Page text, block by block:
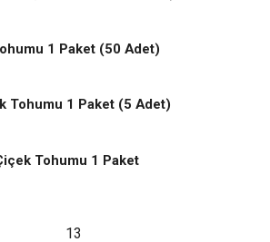
1 Paket (50 Adet)
Tohumu 1 Paket (5 Adet)
Tohumu 1 Paket